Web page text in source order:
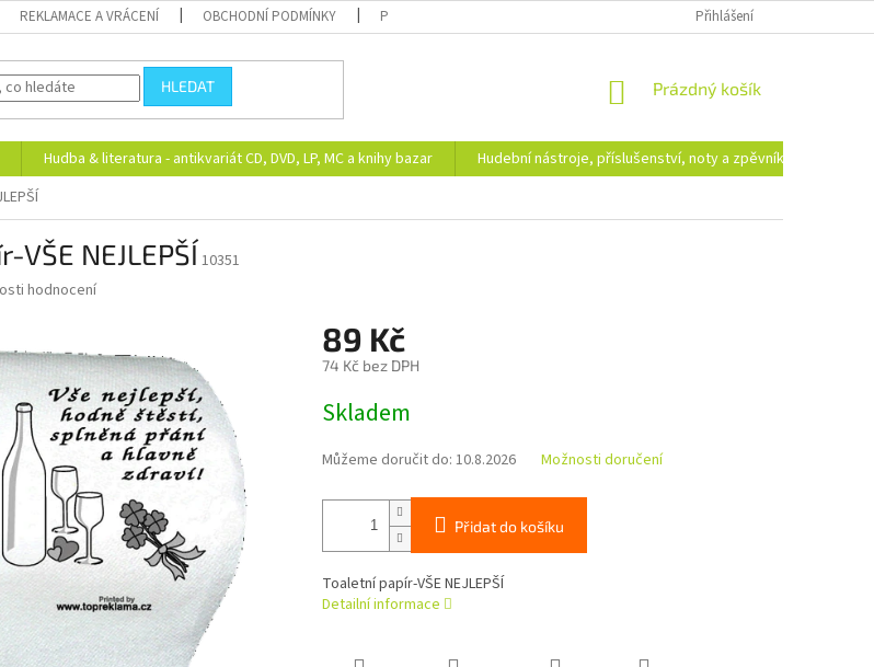
REKLAMACE A VRÁCENÍ OBCHODNÍ PODMÍNKY PODMÍNKY OCHRANY OSOBNÍCH ÚDAJŮ DOPRAVA A PLATBA
Přihlášení
HLEDAT
NÁKUPNÍ
Prázdný košík
Hudba & literatura - antikvariát CD, DVD, LP, MC a knihy bazar Hudební nástroje, příslušenství, noty a zpěvníky
NEJLEPŠÍ 10351
hodnocení
89 Kč
74 Kč bez DPH
cena:
Skladem
Můžeme doručit do: 10.8.2026 Možnosti doručení
Přidat do košíku
Toaletní papír-VŠE NEJLEPŠÍ
Detailní informace